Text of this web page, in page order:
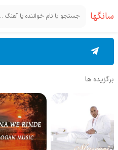
سانگها
برگزیده ها